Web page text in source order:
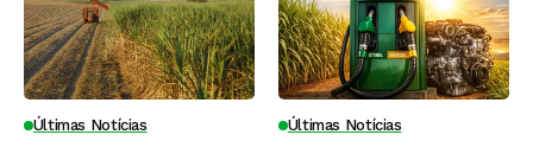
Últimas Notícias Últimas Notícias